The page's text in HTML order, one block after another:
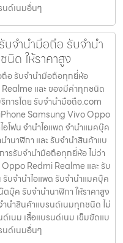
นด์เนมอื่นๆ
บจำนำมือถือ รับจำนำ
ด ให้ราคาสูง
ถือ รับจำนำมือถือทุกยี่ห้อ
และ ของมีค่าทุกชนิด
การโดย รับจํานํามือถือ.com
Samsung Vivo Oppo
โฟน จำนำไอแพด จำนำแมคบุ๊ค
ำนาฬิกา และ รับจำนำสินค้าแบ
ารรับจำนำมือถือทุกยี่ห้อ ไม่ว่า
Redmi Realme และ รับ
รับจำนำไอแพด รับจำนำแมคบุ๊ค
บุ๊ค รับจำนำนาฬิกา ให้ราคาสูง
นำสินค้าแบรนด์เนมทุกชนิด ไม่
ด์เนม เสื้อแบรนด์เนม เข็มขัดแบ
นด์เนมอื่นๆ